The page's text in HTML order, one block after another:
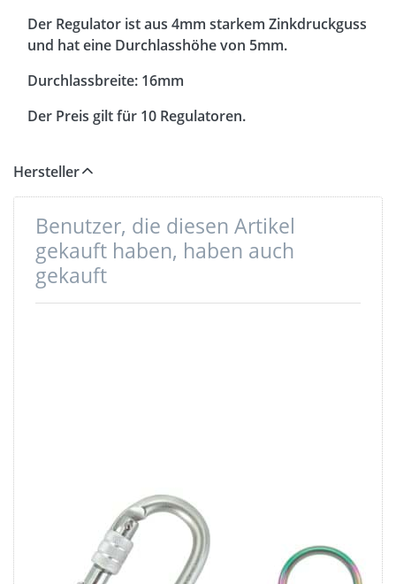
Der Regulator ist aus 4mm starkem Zinkdruckguss
und hat eine Durchlasshöhe von 5mm.
Durchlassbreite: 16mm
Der Preis gilt für 10 Regulatoren.
Hersteller
Benutzer, die diesen Artikel
gekauft haben, haben auch
gekauft
Sicherheitskarabiner
- 10,6cm lang -
Bruchlast 25kN -
1 Stück
3mm dick -
Neochrom - aus